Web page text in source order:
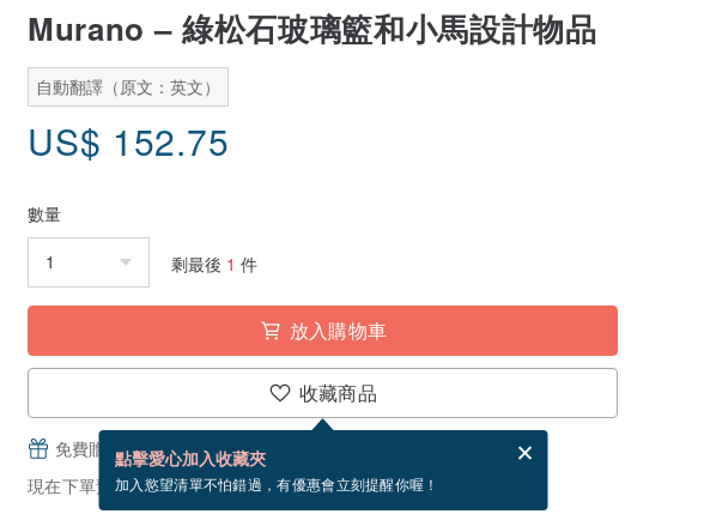
Murano – 綠松石玻璃籃和小馬設計物品
自動翻譯（原文：英文）
US$ 152.75
數量
剩最後 1 件
放入購物車
收藏商品
點擊愛心加入收藏夾
加入慾望清單不怕錯過，有優惠會立刻提醒你喔！
免費贈送電子賀卡，結帳完成後填寫
現在下單預估 8/18~8/23 到貨。